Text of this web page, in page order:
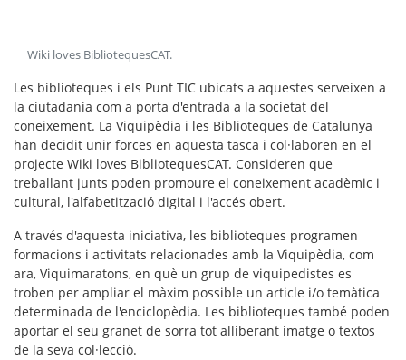
Wiki loves BibliotequesCAT.
Les biblioteques i els Punt TIC ubicats a aquestes serveixen a
la ciutadania com a porta d'entrada a la societat del
coneixement. La Viquipèdia i les Biblioteques de Catalunya
han decidit unir forces en aquesta tasca i col·laboren en el
projecte Wiki loves BibliotequesCAT. Consideren que
treballant junts poden promoure el coneixement acadèmic i
cultural, l'alfabetització digital i l'accés obert.
A través d'aquesta iniciativa, les biblioteques programen
formacions i activitats relacionades amb la Viquipèdia, com
ara, Viquimaratons, en què un grup de viquipedistes es
troben per ampliar el màxim possible un article i/o temàtica
determinada de l'enciclopèdia. Les biblioteques també poden
aportar el seu granet de sorra tot alliberant imatge o textos
de la seva col·lecció.